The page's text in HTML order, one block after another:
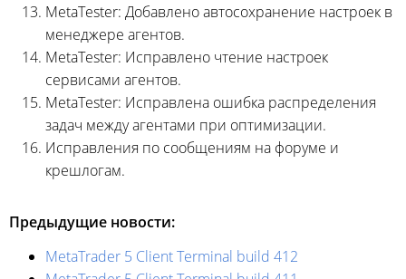
MetaTester: Добавлено автосохранение настроек в
менеджере агентов.
MetaTester: Исправлено чтение настроек
сервисами агентов.
MetaTester: Исправлена ошибка распределения
задач между агентами при оптимизации.
Исправления по сообщениям на форуме и
крешлогам.
Предыдущие новости:
MetaTrader 5 Client Terminal build 412